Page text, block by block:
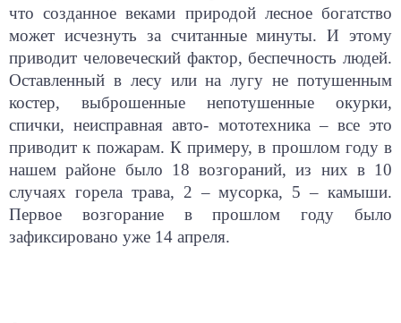
что созданное веками природой лесное богатство
может исчезнуть за считанные минуты. И этому
приводит человеческий фактор, беспечность людей.
Оставленный в лесу или на лугу не потушенным
костер, выброшенные непотушенные окурки,
спички, неисправная авто- мототехника – все это
приводит к пожарам. К примеру, в прошлом году в
нашем районе было 18 возгораний, из них в 10
случаях горела трава, 2 – мусорка, 5 – камыши.
Первое возгорание в прошлом году было
зафиксировано уже 14 апреля.